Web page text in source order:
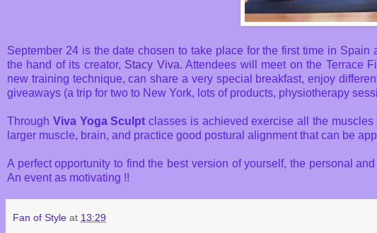
September 24 is the date chosen to take place for the first time in Spain
the hand of its creator, Stacy Viva. Attendees will meet on the Terrace
new training technique, can share a very special breakfast, enjoy
giveaways (a trip for two to New York, lots of products, physiotherapy
Through Viva Yoga Sculpt classes is achieved exercise all the
larger muscle, brain, and practice good postural alignment that can be
A perfect opportunity to find the best version of yourself, the personal
An event as motivating !!
Fan of Style at 13:29